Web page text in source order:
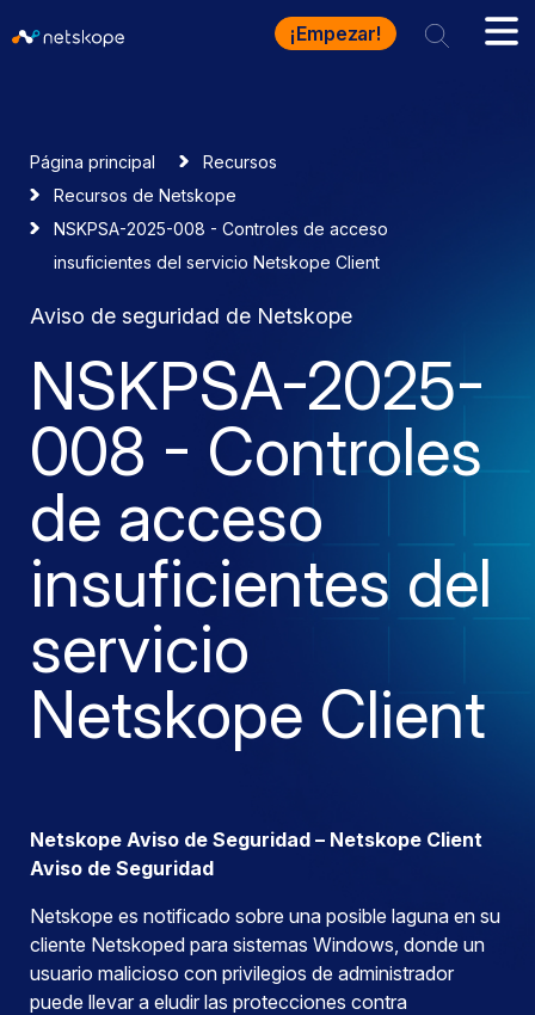
¡Empezar!
Página principal
Recursos
Recursos de Netskope
NSKPSA-2025-008 - Controles de acceso
insuficientes del servicio Netskope Client
Aviso de seguridad de Netskope
NSKPSA-2025-
008 - Controles
de acceso
insuficientes del
servicio
Netskope Client
Netskope Aviso de Seguridad – Netskope Client
Aviso de Seguridad
Netskope es notificado sobre una posible laguna en su
cliente Netskoped para sistemas Windows, donde un
usuario malicioso con privilegios de administrador
puede llevar a eludir las protecciones contra